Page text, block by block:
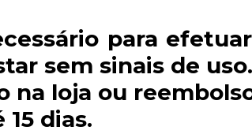
para
sem sinais de uso.
na loja ou
dias.